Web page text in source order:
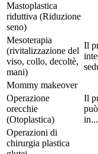
Mastoplastica
riduttiva (Riduzione
seno)
Mesoterapia
(rivitalizzazione del
viso, collo, decoltè,
mani)
Il
Mommy makeover
Operazione
orecchie
(Otoplastica)
Il
in...
Operazioni di
chirurgia plastica